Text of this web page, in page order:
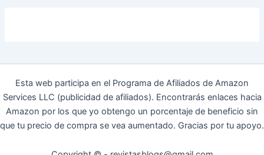
Esta web participa en el Programa de Afiliados de Amazon
Services LLC (publicidad de afiliados). Encontrarás enlaces hacia
Amazon por los que yo obtengo un porcentaje de beneficio sin
que tu precio de compra se vea aumentado. Gracias por tu apoyo.